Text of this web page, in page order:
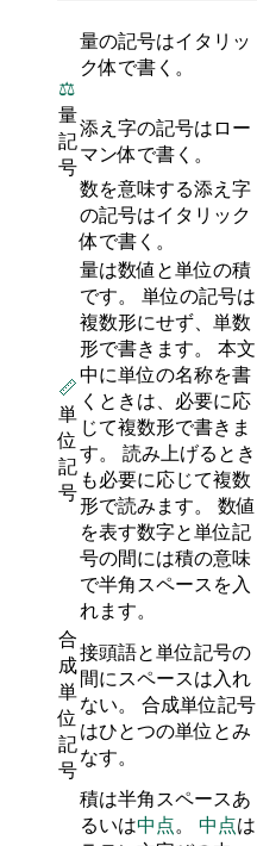
⚖️
量
記
号
量の記号はイタリッ
ク体で書く。
添え字の記号はロー
マン体で書く。
数を意味する添え字
の記号はイタリック
体で書く。
📏
単
位
記
号
量は数値と単位の積
です。 単位の記号は
複数形にせず、単数
形で書きます。 本文
中に単位の名称を書
くときは、必要に応
じて複数形で書きま
す。 読み上げるとき
も必要に応じて複数
形で読みます。 数値
を表す数字と単位記
号の間には積の意味
で半角スペースを入
れます。
合
成
単
位
記
号
接頭語と単位記号の
間にスペースは入れ
ない。 合成単位記号
はひとつの単位とみ
なす。
積は半角スペースあ
るいは中点。 中点は